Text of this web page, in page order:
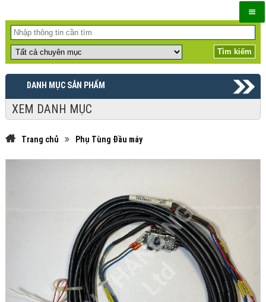
DANH MỤC SẢN PHẨM
XEM DANH MỤC
Trang chủ Phụ Tùng Đầu máy